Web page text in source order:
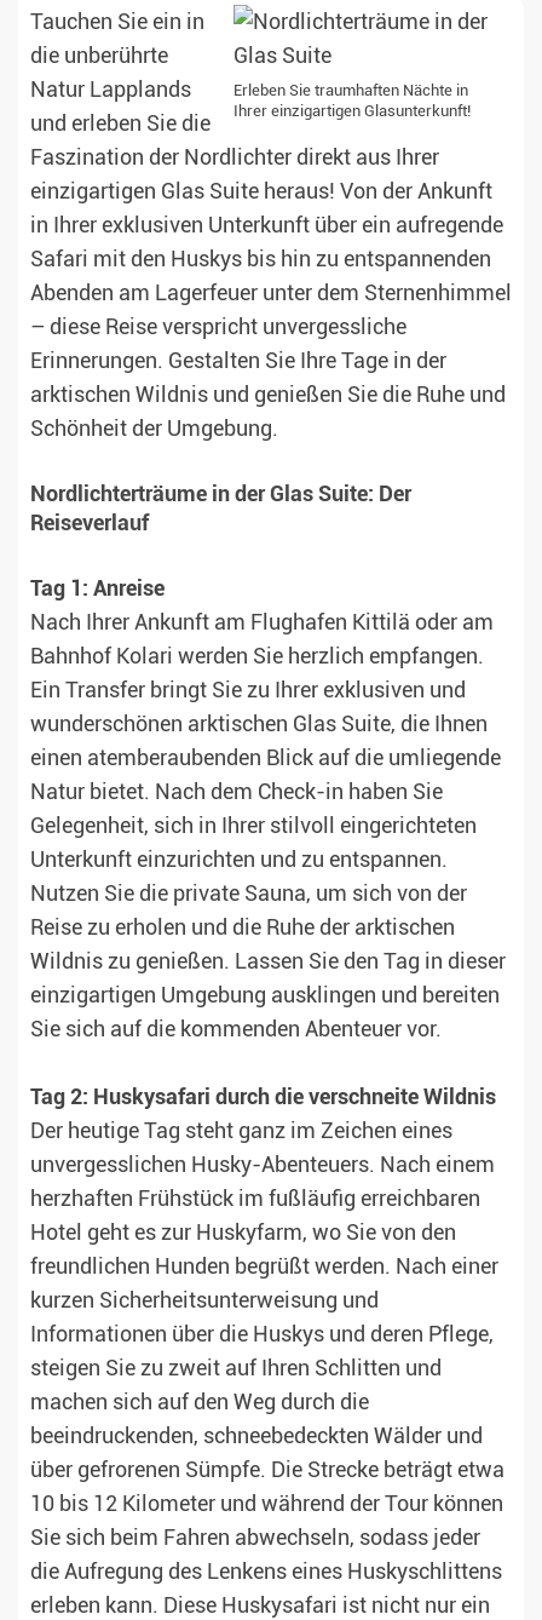
Erleben Sie traumhaften Nächte in
Ihrer einzigartigen Glasunterkunft!
Tauchen Sie ein in
die unberührte
Natur Lapplands
und erleben Sie die
Faszination der Nordlichter direkt aus Ihrer
einzigartigen Glas Suite heraus! Von der Ankunft
in Ihrer exklusiven Unterkunft über ein aufregende
Safari mit den Huskys bis hin zu entspannenden
Abenden am Lagerfeuer unter dem Sternenhimmel
– diese Reise verspricht unvergessliche
Erinnerungen. Gestalten Sie Ihre Tage in der
arktischen Wildnis und genießen Sie die Ruhe und
Schönheit der Umgebung.
Nordlichterträume in der Glas Suite: Der
Reiseverlauf
Tag 1: Anreise
Nach Ihrer Ankunft am Flughafen Kittilä oder am
Bahnhof Kolari werden Sie herzlich empfangen.
Ein Transfer bringt Sie zu Ihrer exklusiven und
wunderschönen arktischen Glas Suite, die Ihnen
einen atemberaubenden Blick auf die umliegende
Natur bietet. Nach dem Check-in haben Sie
Gelegenheit, sich in Ihrer stilvoll eingerichteten
Unterkunft einzurichten und zu entspannen.
Nutzen Sie die private Sauna, um sich von der
Reise zu erholen und die Ruhe der arktischen
Wildnis zu genießen. Lassen Sie den Tag in dieser
einzigartigen Umgebung ausklingen und bereiten
Sie sich auf die kommenden Abenteuer vor.
Tag 2: Huskysafari durch die verschneite Wildnis
Der heutige Tag steht ganz im Zeichen eines
unvergesslichen Husky-Abenteuers. Nach einem
herzhaften Frühstück im fußläufig erreichbaren
Hotel geht es zur Huskyfarm, wo Sie von den
freundlichen Hunden begrüßt werden. Nach einer
kurzen Sicherheitsunterweisung und
Informationen über die Huskys und deren Pflege,
steigen Sie zu zweit auf Ihren Schlitten und
machen sich auf den Weg durch die
beeindruckenden, schneebedeckten Wälder und
über gefrorenen Sümpfe. Die Strecke beträgt etwa
10 bis 12 Kilometer und während der Tour können
Sie sich beim Fahren abwechseln, sodass jeder
die Aufregung des Lenkens eines Huskyschlittens
erleben kann. Diese Huskysafari ist nicht nur ein